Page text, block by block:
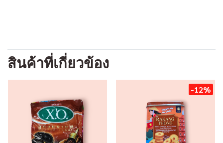
สินค้าที่เกี่ยวข้อง
-12%